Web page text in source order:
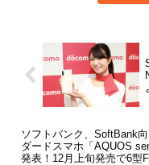
ソフトバンク、SoftBank
ダードスマホ「AQUOS
発表！12月上旬発売で6型